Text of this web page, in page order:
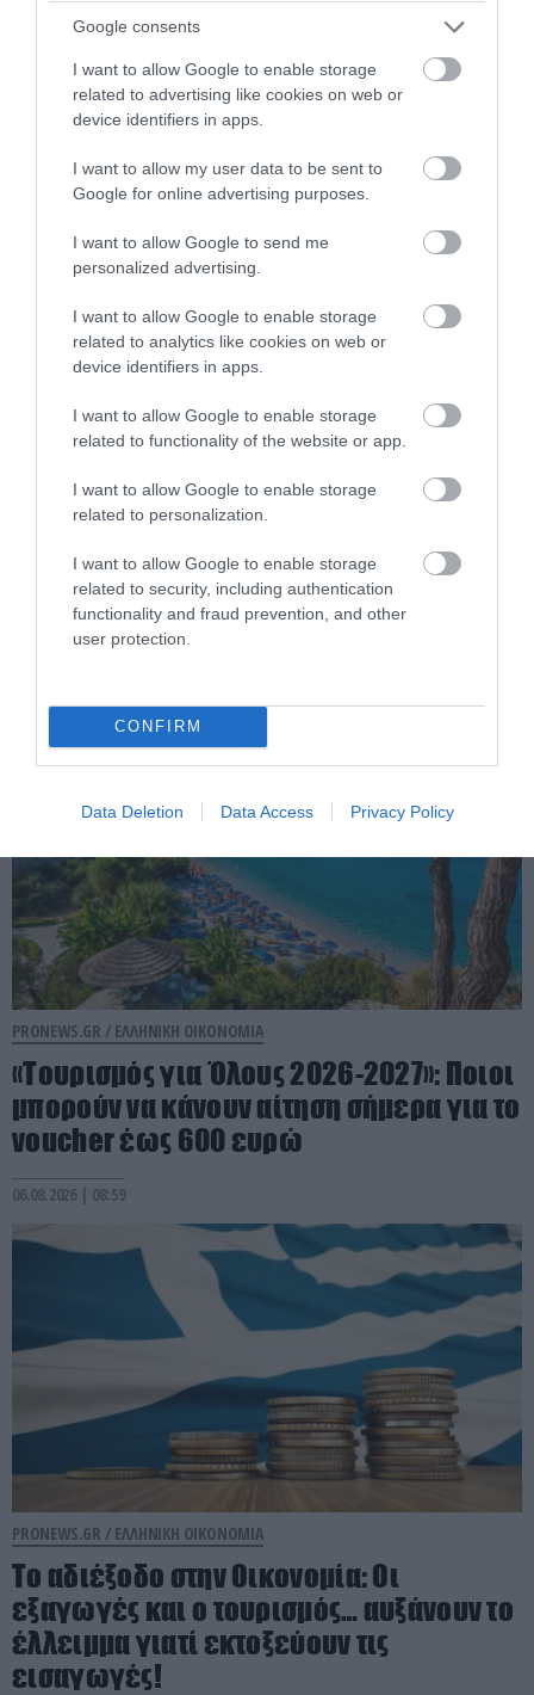
Google consents
I want to allow Google to enable storage
related to advertising like cookies on web or
device identifiers in apps.
I want to allow my user data to be sent to
Google for online advertising purposes.
I want to allow Google to send me
personalized advertising.
I want to allow Google to enable storage
related to analytics like cookies on web or
device identifiers in apps.
I want to allow Google to enable storage
related to functionality of the website or app.
I want to allow Google to enable storage
related to personalization.
I want to allow Google to enable storage
related to security, including authentication
functionality and fraud prevention, and other
user protection.
CONFIRM
Data Deletion Data Access Privacy Policy
PRONEWS.GR /ΕΛΛΗΝΙΚΗ ΟΙΚΟΝΟΜΙΑ
Κάρτα αγρότη: Νέα ψηφιακή διαδικασία
από τις 28 Αυγούστου – Πώς θα γίνεται η
ενεργοποίησή της
06.08.2026 | 11:33
ΕΛΛΗΝΙΚΗ ΟΙΚΟΝΟΜΙΑ
Συντάξεις: Αυξάνονται από την 1η
Ιανουαρίου 2027 – Τέλος η προσωπική
διαφορά για 670.000 δικαιούχους
PRONEWS.GR / ΕΛΛΗΝΙΚΗ ΟΙΚΟΝΟΜΙΑ
«Τουρισμός για Όλους 2026-2027»: Ποιοι
μπορούν να κάνουν αίτηση σήμερα για το
voucher έως 600 ευρώ
06.08.2026 | 08:59
PRONEWS.GR / ΕΛΛΗΝΙΚΗ ΟΙΚΟΝΟΜΙΑ
Το αδιέξοδο στην Οικονομία: Οι
εξαγωγές και ο τουρισμός… αυξάνουν το
έλλειμμα γιατί εκτοξεύουν τις
εισαγωγές!